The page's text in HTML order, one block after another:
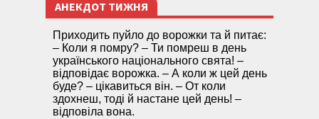
АНЕКДОТ ТИЖНЯ
Приходить пуйло до ворожки та й питає:
– Коли я помру? – Ти помреш в день
українського національного свята! –
відповідає ворожка. – А коли ж цей день
буде? – цікавиться він. – От коли
здохнеш, тоді й настане цей день! –
відповіла вона.